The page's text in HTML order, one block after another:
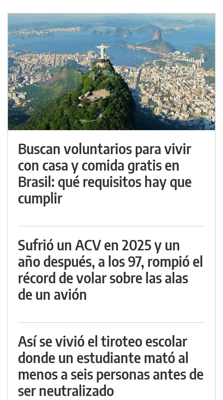
Buscan voluntarios para vivir
con casa y comida gratis en
Brasil: qué requisitos hay que
cumplir
Sufrió un ACV en 2025 y un
año después, a los 97, rompió el
récord de volar sobre las alas
de un avión
Así se vivió el tiroteo escolar
donde un estudiante mató al
menos a seis personas antes de
ser neutralizado